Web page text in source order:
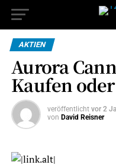
AKTIEN
Aurora
Kaufen
veröffentlicht vor 2
von David Reisner